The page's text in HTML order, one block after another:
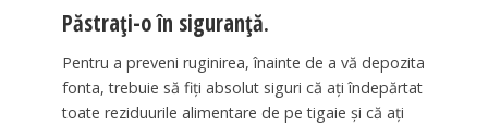
Păstrați-o în siguranță.
Pentru a preveni ruginirea, înainte de a vă depozita
fonta, trebuie să fiți absolut siguri că ați îndepărtat
toate reziduurile alimentare de pe tigaie și că ați